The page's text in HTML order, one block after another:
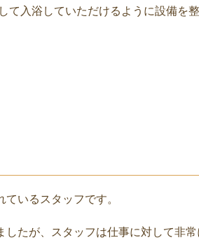
て入浴していただけるように設備を整
いるスタッフです。
たが、スタッフは仕事に対して非